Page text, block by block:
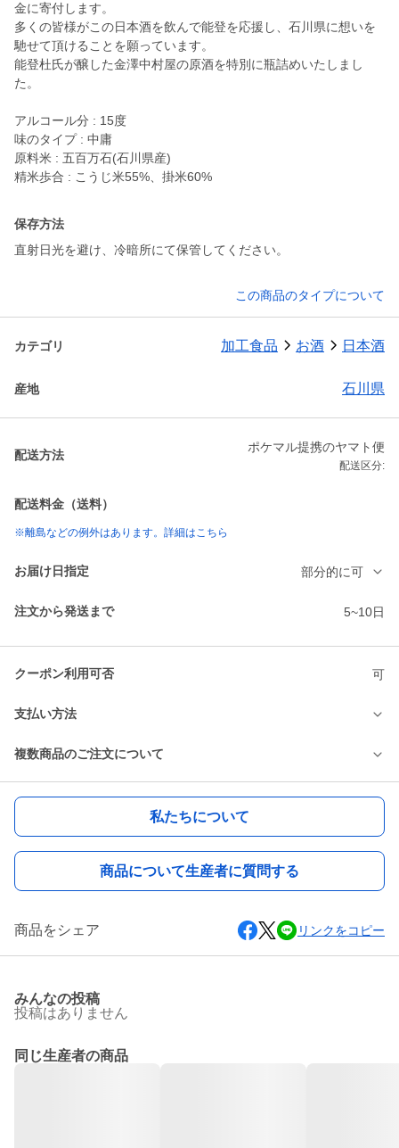
金に寄付します。
多くの皆様がこの日本酒を飲んで能登を応援し、石川県に想いを
馳せて頂けることを願っています。
能登杜氏が醸した金澤中村屋の原酒を特別に瓶詰めいたしまし
た。
アルコール分 : 15度
味のタイプ : 中庸
原料米 : 五百万石(石川県産)
精米歩合 : こうじ米55%、掛米60%
保存方法
直射日光を避け、冷暗所にて保管してください。
この商品のタイプについて
カテゴリ 加工食品 お酒 日本酒
産地 石川県
配送方法
ポケマル提携のヤマト便
配送区分:
配送料金（送料）
※離島などの例外はあります。詳細はこちら
お届け日指定 部分的に可
注文から発送まで 5~10日
クーポン利用可否 可
支払い方法
複数商品のご注文について
私たちについて
商品について生産者に質問する
商品をシェア リンクをコピー
みんなの投稿
投稿はありません
同じ生産者の商品